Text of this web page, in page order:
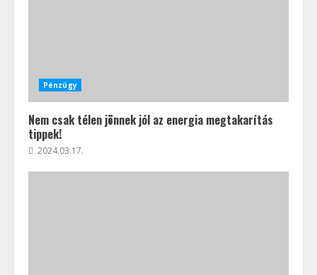
Pénzügy
Nem csak télen jönnek jól az energia megtakarítás
tippek!
2024.03.17.